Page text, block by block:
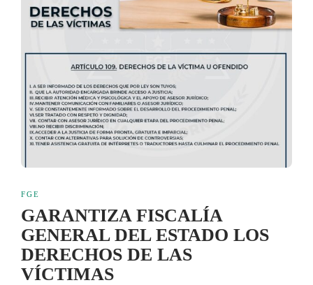
FGE
GARANTIZA FISCALÍA
GENERAL DEL ESTADO LOS
DERECHOS DE LAS
VÍCTIMAS